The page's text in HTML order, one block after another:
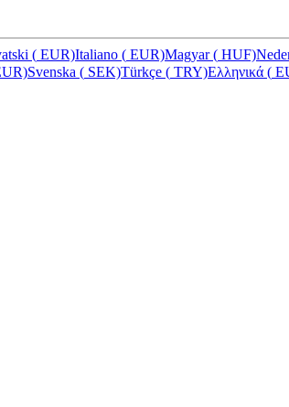
( EUR)Italiano ( EUR)Magyar( HUF)
Svenska ( SEK)Türkçe ( TRY)Ελληνικά (